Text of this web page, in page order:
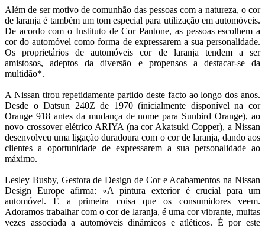
Além de ser motivo de comunhão das pessoas com a natureza, o cor
de laranja é também um tom especial para utilização em automóveis.
De acordo com o Instituto de Cor Pantone, as pessoas escolhem a
cor do automóvel como forma de expressarem a sua personalidade.
Os proprietários de automóveis cor de laranja tendem a ser
amistosos, adeptos da diversão e propensos a destacar-se da
multidão*.
A Nissan tirou repetidamente partido deste facto ao longo dos anos.
Desde o Datsun 240Z de 1970 (inicialmente disponível na cor
Orange 918 antes da mudança de nome para Sunbird Orange), ao
novo crossover elétrico ARIYA (na cor Akatsuki Copper), a Nissan
desenvolveu uma ligação duradoura com o cor de laranja, dando aos
clientes a oportunidade de expressarem a sua personalidade ao
máximo.
Lesley Busby, Gestora de Design de Cor e Acabamentos na Nissan
Design Europe afirma: «A pintura exterior é crucial para um
automóvel. É a primeira coisa que os consumidores veem.
Adoramos trabalhar com o cor de laranja, é uma cor vibrante, muitas
vezes associada a automóveis dinâmicos e atléticos. É por este